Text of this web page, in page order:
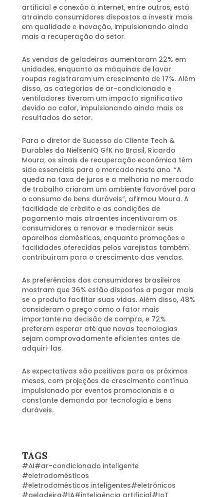
artificial e conexão à internet, entre outros, está
atraindo consumidores dispostos a investir mais
em qualidade e inovação, impulsionando ainda
mais a recuperação do setor.
As vendas de geladeiras aumentaram 22% em
unidades, enquanto as máquinas de lavar
roupas registraram um crescimento de 17%. Além
disso, as categorias de ar-condicionado e
ventiladores tiveram um impacto significativo
devido ao calor, impulsionando ainda mais os
resultados do setor.
Para o diretor de Sucesso do Cliente Tech &
Durables da NielsenIQ GfK no Brasil, Ricardo
Moura, os sinais de recuperação econômica têm
sido essenciais para o mercado neste ano. “A
queda na taxa de juros e a melhoria no mercado
de trabalho criaram um ambiente favorável para
o consumo de bens duráveis”, afirmou Moura. A
facilidade de crédito e as condições de
pagamento mais atraentes incentivaram os
consumidores a renovar e modernizar seus
aparelhos domésticos, enquanto promoções e
facilidades oferecidas pelos varejistas também
contribuíram para o crescimento das vendas.
As preferências dos consumidores brasileiros
mostram que 36% estão dispostos a pagar mais
se o produto facilitar suas vidas. Além disso, 48%
consideram o preço como o fator mais
importante na decisão de compra, e 72%
preferem esperar até que novas tecnologias
sejam comprovadamente eficientes antes de
adquiri-las.
As expectativas são positivas para os próximos
meses, com projeções de crescimento contínuo
impulsionado por eventos promocionais e a
constante demanda por tecnologia e bens
duráveis.
TAGS
#AI#ar-condicionado inteligente
#eletrodomésticos
#eletrodomésticos inteligentes#eletrônicos